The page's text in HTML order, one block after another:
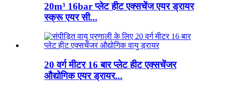
20m³ 16bar प्लेट हीट एक्सचेंज एयर ड्रायर
स्क्रू एयर सी...
20 वर्ग मीटर 16 बार प्लेट हीट एक्सचेंजर
औद्योगिक एयर ड्रायर...